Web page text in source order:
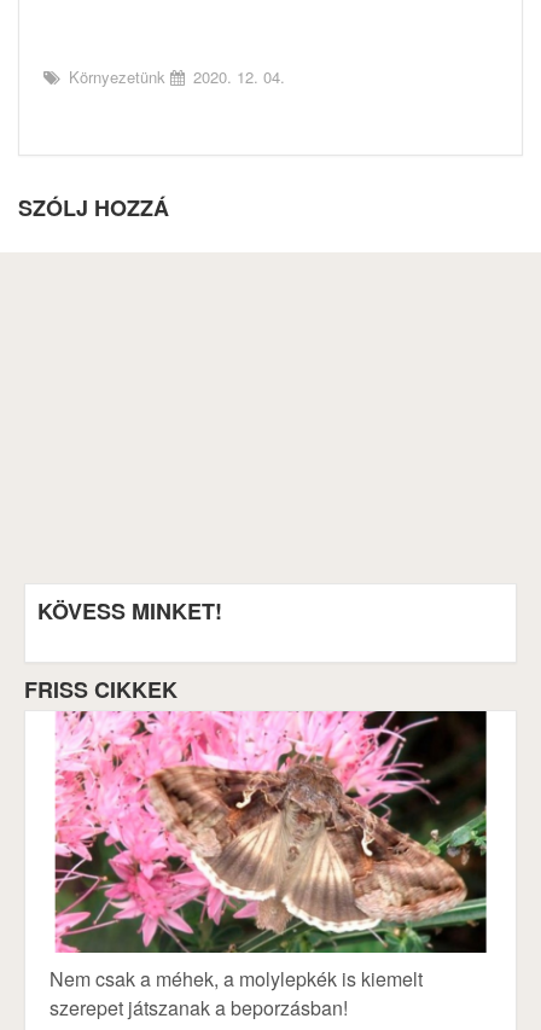
Környezetünk 2020. 12. 04.
SZÓLJ HOZZÁ
KÖVESS MINKET!
FRISS CIKKEK
Nem csak a méhek, a molylepkék is kiemelt
szerepet játszanak a beporzásban!